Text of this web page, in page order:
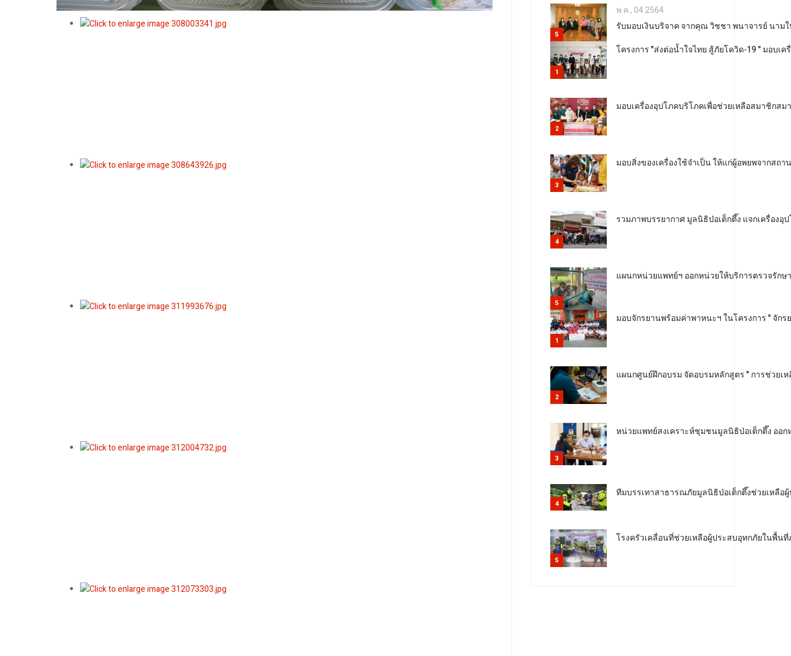
5
พ.ค., 04 2564
รับมอบเงินบริจาค จากคุณ วิชชา พนาจารย์ นาม
1
โครงการ "ส่งต่อน้ำใจไทย สู้ภัยโควิด-19 " มอบ
2
มอบเครื่องอุปโภคบริโภคเพื่อช่วยเหลือสมาชิกส
3
มอบสิ่งของเครื่องใช้จำเป็น ให้แก่ผู้อพยพจากส
4
รวมภาพบรรยากาศ มูลนิธิป่อเต็กตึ๊ง แจกเครื่องอุ
5
แผนกหน่วยแพทย์ฯ ออกหน่วยให้บริการตรวจรักษ
1
มอบจักรยานพร้อมค่าพาหนะฯ ในโครงการ " จัก
2
แผนกศูนย์ฝึกอบรม จัดอบรมหลักสูตร " การช่วย
3
หน่วยแพทย์สงเคราะห์ชุมชนมูลนิธิป่อเต็กตึ๊ง ออ
4
ทีมบรรเทาสาธารณภัยมูลนิธิป่อเต็กตึ๊งช่วยเหลือ
5
โรงครัวเคลื่อนที่ช่วยเหลือผู้ประสบอุทกภัยในพื้น